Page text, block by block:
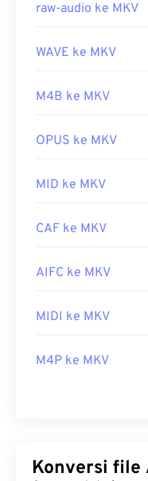
raw-audio ke MKV
WAVE ke MKV
M4B ke MKV
OPUS ke MKV
MID ke MKV
CAF ke MKV
AIFC ke MKV
MIDI ke MKV
M4P ke MKV
Konversi file ALAC Anda ke